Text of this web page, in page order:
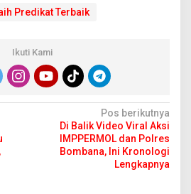
Predikat Terbaik
Ikuti Kami
Pos berikutnya
Di Balik Video Viral Aksi
IMPPERMOL dan Polres
Bombana, Ini Kronologi
Lengkapnya